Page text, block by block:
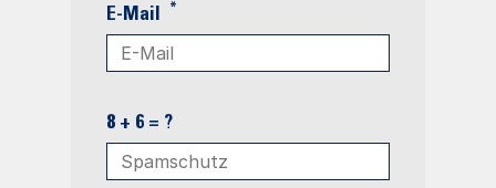
E-Mail *
8 + 6 = ?